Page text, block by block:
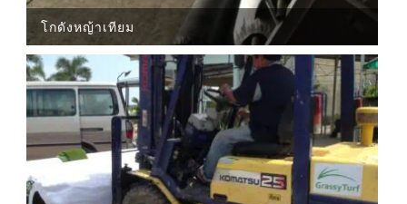
โกดังหญ้าเทียม